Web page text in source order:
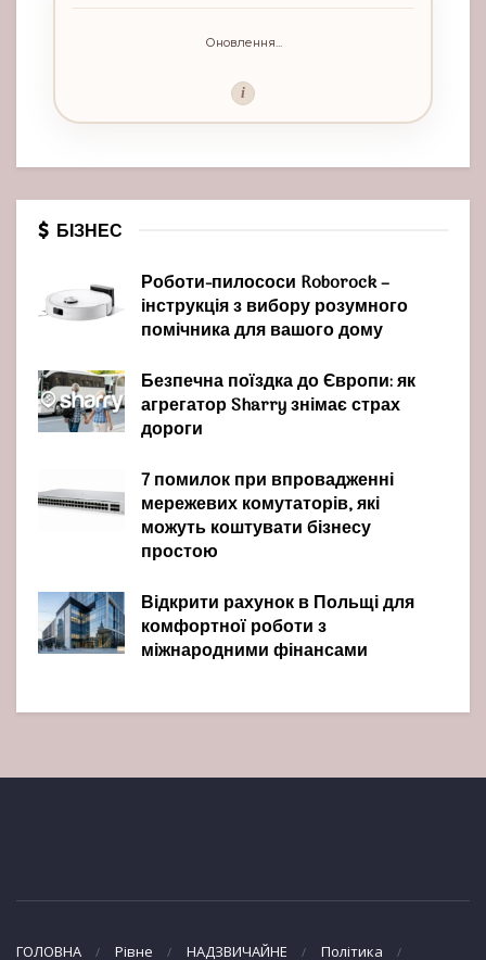
Оновлення...
i
БІЗНЕС
Роботи-пилососи Roborock –
інструкція з вибору розумного
помічника для вашого дому
Безпечна поїздка до Європи: як
агрегатор Sharry знімає страх
дороги
7 помилок при впровадженні
мережевих комутаторів, які
можуть коштувати бізнесу
простою
Відкрити рахунок в Польщі для
комфортної роботи з
міжнародними фінансами
ГОЛОВНА Рівне НАДЗВИЧАЙНЕ Політика